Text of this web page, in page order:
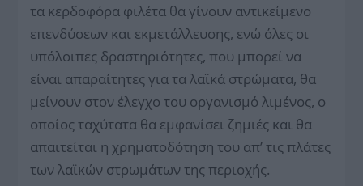
τα κερδοφόρα φιλέτα θα γίνουν αντικείμενο
επενδύσεων και εκμετάλλευσης, ενώ όλες οι
υπόλοιπες δραστηριότητες, που μπορεί να
είναι απαραίτητες για τα λαϊκά στρώματα, θα
μείνουν στον έλεγχο του οργανισμό λιμένος, ο
οποίος ταχύτατα θα εμφανίσει ζημιές και θα
απαιτείται η χρηματοδότηση του απ’ τις πλάτες
των λαϊκών στρωμάτων της περιοχής.